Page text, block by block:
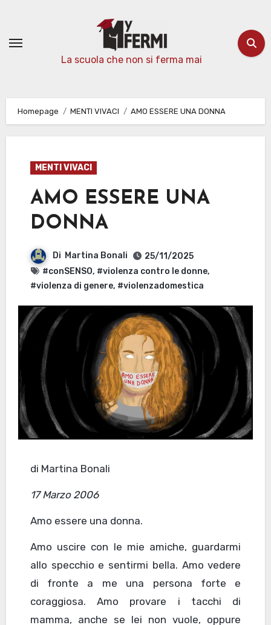
contenuto
La scuola che non si ferma mai
Homepage MENTI VIVACI AMO ESSERE UNA DONNA
MENTI VIVACI
AMO ESSERE UNA
DONNA
Di Martina Bonali
25/11/2025
#conSENSO, #violenza contro le donne,
#violenza di genere, #violenzadomestica
di Martina Bonali
17 Marzo 2006
Amo essere una donna.
Amo uscire con le mie amiche, guardarmi
allo specchio e sentirmi bella. Amo vedere
di fronte a me una persona forte e
coraggiosa. Amo provare i tacchi di
mamma, anche se lei non vuole, oppure